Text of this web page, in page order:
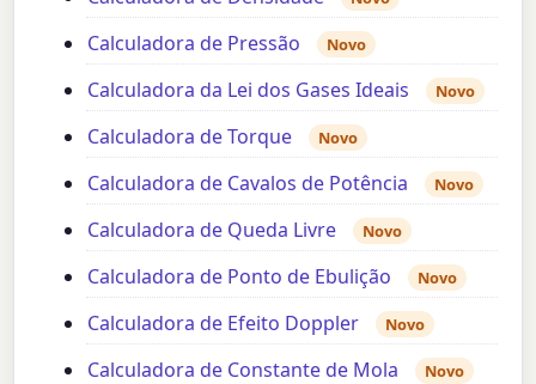
Calculadora de Pressão Novo
Calculadora da Lei dos Gases Ideais Novo
Calculadora de Torque Novo
Calculadora de Cavalos de Potência Novo
Calculadora de Queda Livre Novo
Calculadora de Ponto de Ebulição Novo
Calculadora de Efeito Doppler Novo
Calculadora de Constante de Mola Novo